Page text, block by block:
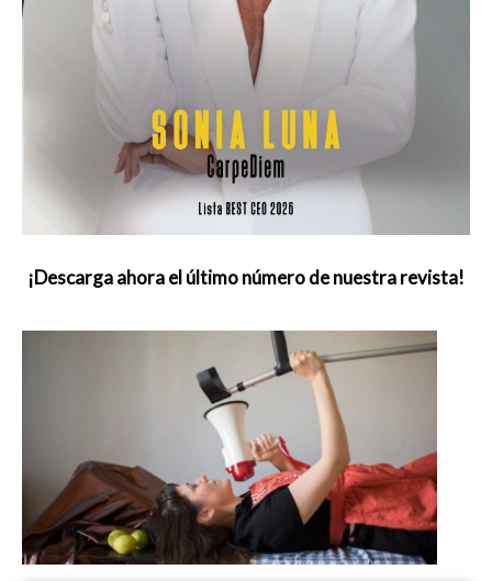
¡Descarga ahora el último número de nuestra revista!